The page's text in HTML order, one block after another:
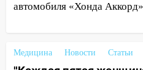
15:47
На улице
курьера: крупная
15:15
Проводил до
новый кавалер
автомобиля «Хонда
Медицина Новости Статьи